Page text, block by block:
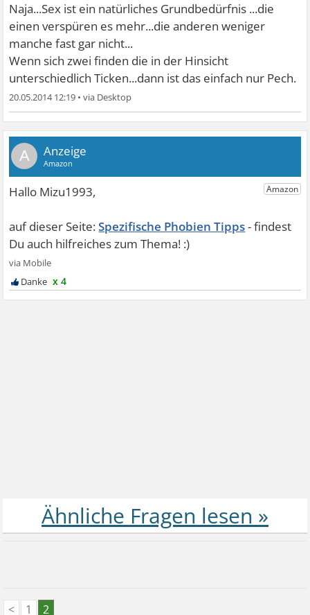
Naja...Sex ist ein natürliches Grundbedürfnis ...die
einen verspüren es mehr...die anderen weniger
manche fast gar nicht...
Wenn sich zwei finden die in der Hinsicht
unterschiedlich Ticken...dann ist das einfach nur Pech.
20.05.2014 12:19 •
A
Spezifische Phobien Tipps
x 4
< 1 2